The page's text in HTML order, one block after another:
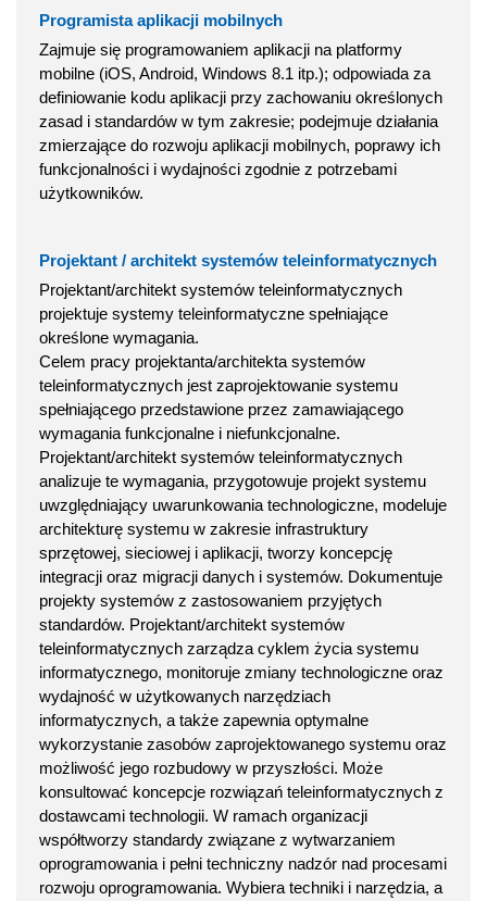
Programista aplikacji mobilnych
Zajmuje się programowaniem aplikacji na platformy
mobilne (iOS, Android, Windows 8.1 itp.); odpowiada za
definiowanie kodu aplikacji przy zachowaniu określonych
zasad i standardów w tym zakresie; podejmuje działania
zmierzające do rozwoju aplikacji mobilnych, poprawy ich
funkcjonalności i wydajności zgodnie z potrzebami
użytkowników.
Projektant / architekt systemów teleinformatycznych
Projektant/architekt systemów teleinformatycznych
projektuje systemy teleinformatyczne spełniające
określone wymagania.
Celem pracy projektanta/architekta systemów
teleinformatycznych jest zaprojektowanie systemu
spełniającego przedstawione przez zamawiającego
wymagania funkcjonalne i niefunkcjonalne.
Projektant/architekt systemów teleinformatycznych
analizuje te wymagania, przygotowuje projekt systemu
uwzględniający uwarunkowania technologiczne, modeluje
architekturę systemu w zakresie infrastruktury
sprzętowej, sieciowej i aplikacji, tworzy koncepcję
integracji oraz migracji danych i systemów. Dokumentuje
projekty systemów z zastosowaniem przyjętych
standardów. Projektant/architekt systemów
teleinformatycznych zarządza cyklem życia systemu
informatycznego, monitoruje zmiany technologiczne oraz
wydajność w użytkowanych narzędziach
informatycznych, a także zapewnia optymalne
wykorzystanie zasobów zaprojektowanego systemu oraz
możliwość jego rozbudowy w przyszłości. Może
konsultować koncepcje rozwiązań teleinformatycznych z
dostawcami technologii. W ramach organizacji
współtworzy standardy związane z wytwarzaniem
oprogramowania i pełni techniczny nadzór nad procesami
rozwoju oprogramowania. Wybiera techniki i narzędzia, a